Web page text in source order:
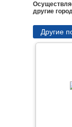
другие
Другие